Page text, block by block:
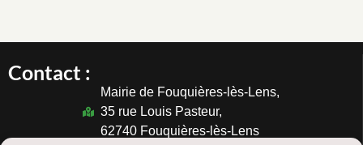
Contact :
Mairie de Fouquières-lès-Lens,
35 rue Louis Pasteur,
62740 Fouquières-lès-Lens